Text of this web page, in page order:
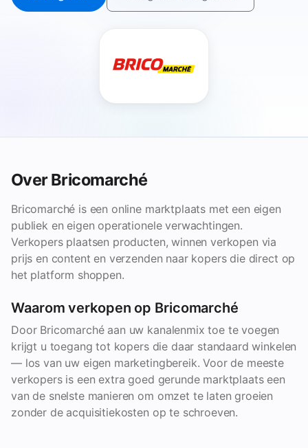
Over Bricomarché
Bricomarché is een online marktplaats met een eigen
publiek en eigen operationele verwachtingen.
Verkopers plaatsen producten, winnen verkopen via
prijs en content en verzenden naar kopers die direct op
het platform shoppen.
Waarom verkopen op Bricomarché
Door Bricomarché aan uw kanalenmix toe te voegen
krijgt u toegang tot kopers die daar standaard winkelen
— los van uw eigen marketingbereik. Voor de meeste
verkopers is een extra goed gerunde marktplaats een
van de snelste manieren om omzet te laten groeien
zonder de acquisitiekosten op te schroeven.